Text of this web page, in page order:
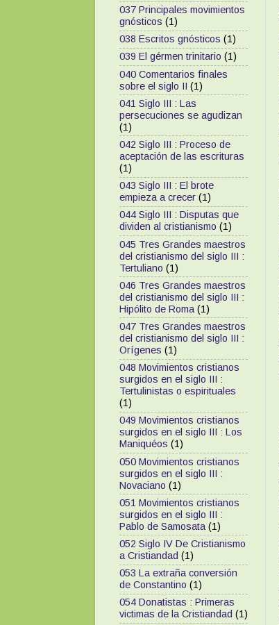
037 Principales movimientos
gnósticos (1)
038 Escritos gnósticos (1)
039 El gérmen trinitario (1)
040 Comentarios finales
sobre el siglo II (1)
041 Siglo III : Las
persecuciones se agudizan
(1)
042 Siglo III : Proceso de
aceptación de las escrituras
(1)
043 Siglo III : El brote
empieza a crecer (1)
044 Siglo III : Disputas que
dividen al cristianismo (1)
045 Tres Grandes maestros
del cristianismo del siglo III :
Tertuliano (1)
046 Tres Grandes maestros
del cristianismo del siglo III :
Hipólito de Roma (1)
047 Tres Grandes maestros
del cristianismo del siglo III :
Orígenes (1)
048 Movimientos cristianos
surgidos en el siglo III :
Tertulinistas o espirituales
(1)
049 Movimientos cristianos
surgidos en el siglo III : Los
Maniquéos (1)
050 Movimientos cristianos
surgidos en el siglo III :
Novaciano (1)
051 Movimientos cristianos
surgidos en el siglo III :
Pablo de Samosata (1)
052 Siglo IV De Cristianismo
a Cristiandad (1)
053 La extraña conversión
de Constantino (1)
054 Donatistas : Primeras
victimas de la Cristiandad (1)